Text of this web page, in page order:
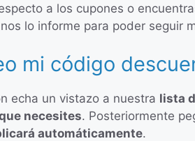
a los cupones o
lo informe para poder seguir
mi código
echa un vistazo a nuestra lista
necesites. Posteriormente
automáticamente.